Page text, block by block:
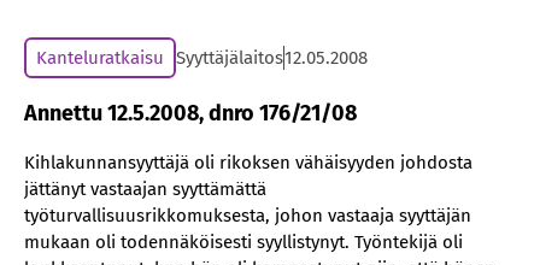
Kanteluratkaisu Syyttäjälaitos12.05.2008
Annettu 12.5.2008, dnro 176/21/08
Kihlakunnansyyttäjä oli rikoksen vähäisyyden johdosta
jättänyt vastaajan syyttämättä
työturvallisuusrikkomuksesta, johon vastaaja syyttäjän
mukaan oli todennäköisesti syyllistynyt. Työntekijä oli